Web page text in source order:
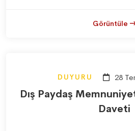
Görüntüle
DUYURU 28
Dış Paydaş
Daveti